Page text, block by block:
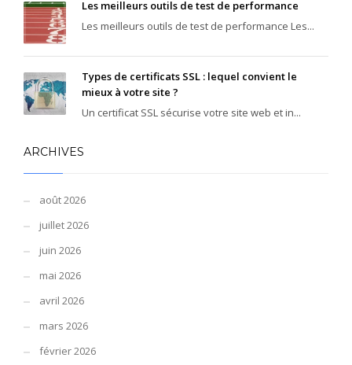
Les meilleurs outils de test de performance
Les meilleurs outils de test de performance Les...
Types de certificats SSL : lequel convient le
mieux à votre site ?
Un certificat SSL sécurise votre site web et in...
ARCHIVES
août 2026
juillet 2026
juin 2026
mai 2026
avril 2026
mars 2026
février 2026